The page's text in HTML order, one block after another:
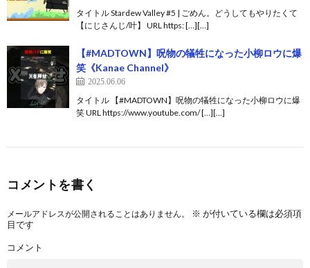
タイトル Stardew Valley #5 | ごめん。どうしてもやりたくて
【にじさんじ/叶】 URL https: […][…]
【#MADTOWN】呪物の犠牲になった小柳ロウに爆
笑《Kanae Channel》
2025.06.06
タイトル 【#MADTOWN】呪物の犠牲になった小柳ロウに爆
笑 URL https://www.youtube.com/ […][…]
コメントを書く
メールアドレスが公開されることはありません。 ※ が付いている欄は必須項
目です
コメント